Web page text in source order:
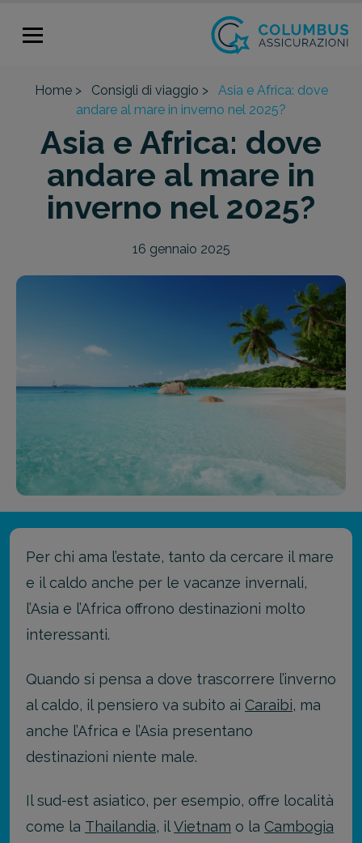
Home > Consigli di viaggio >
Asia e Africa: dove
andare al mare in inverno nel 2025?
Asia e Africa: dove
andare al mare in
inverno nel 2025?
16 gennaio 2025
Per chi ama l’estate, tanto da cercare il mare
e il caldo anche per le vacanze invernali,
l’Asia e l’Africa offrono destinazioni molto
interessanti.
Quando si pensa a dove trascorrere l’inverno
al caldo, il pensiero va subito ai Caraibi, ma
anche l’Africa e l’Asia presentano
destinazioni niente male.
Il sud-est asiatico, per esempio, offre località
come la Thailandia, ilVietnam o la Cambogia